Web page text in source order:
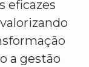
eficazes
a gestão